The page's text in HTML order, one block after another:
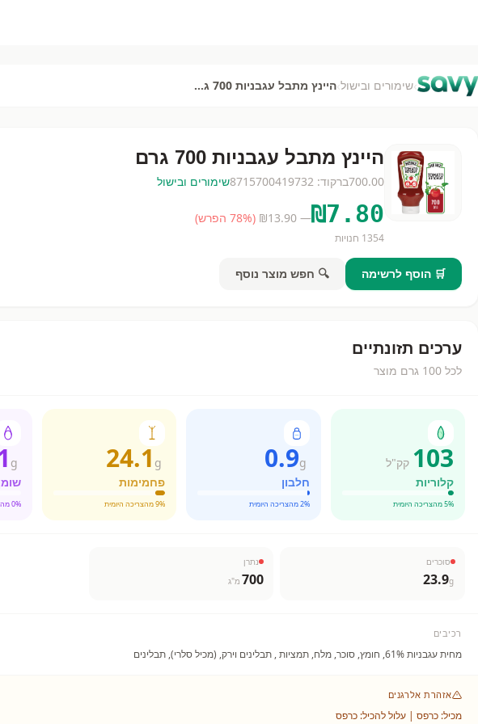
›שימורים ובישול› היינץ מתבל עגבניות 700 גרם
היינץ מתבל עגבניות 700 גרם
700.00ברקוד: 8715700419732שימורים ובישול
₪7.80
— ₪
13.90
(
78% הפרש)
1354 חנויות
🛒 הוסף לרשימה 🔍 חפש מוצר נוסף
ערכים תזונתיים
לכל 100 גרם מוצר
103 קק"ל
קלוריות
5% מהצריכה היומית
0.9g
חלבון
2% מהצריכה היומית
24.1 g
פחמימות
9% מהצריכה היומית
g
0% מהצריכה היומית
סוכרים
23.9g
נתרן
700 מ"ג
רכיבים
מחית עגבניות 61%, חומץ, סוכר, מלח, תמציות , תבלינים וירק, (מכיל סלרי), תבלינים
אזהרת אלרגנים
מכיל: כרפס | עלול להכיל: כרפס